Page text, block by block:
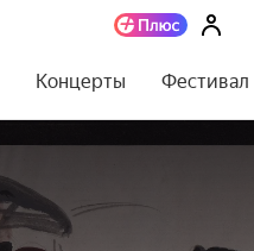
Концерты